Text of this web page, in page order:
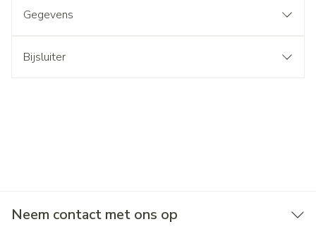
Gegevens
Bijsluiter
Neem contact met ons op